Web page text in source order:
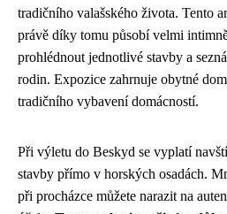
tradičního valašského života. Tento
právě díky tomu působí velmi
prohlédnout jednotlivé stavby a
rodin. Expozice zahrnuje obytné
tradičního vybavení domácností.
Při výletu do Beskyd se vyplatí
stavby přímo v horských osadách.
při procházce můžete narazit na